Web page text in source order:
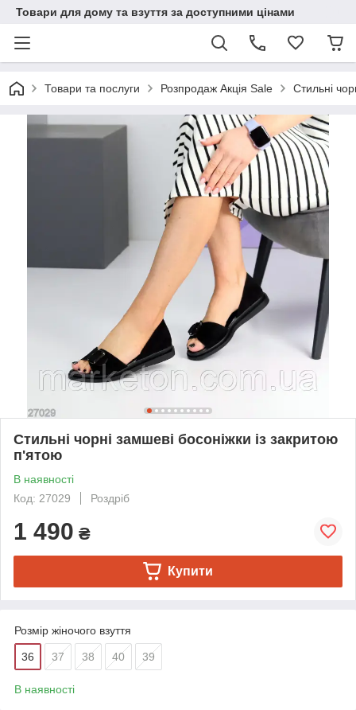
Товари для дому та взуття за доступними цінами
Товари та послуги Розпродаж Акція Sale Стильні
Стильні чорні замшеві босоніжки із закритою
п'ятою
В наявності
Код: 27029
Роздріб
1 490 ₴
Купити
Розмір жіночого взуття
36 37 38 40 39
В наявності